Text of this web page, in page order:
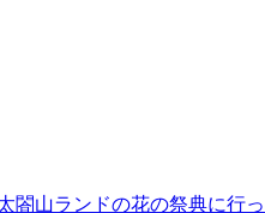
閤山ランドの花の祭典に行っ